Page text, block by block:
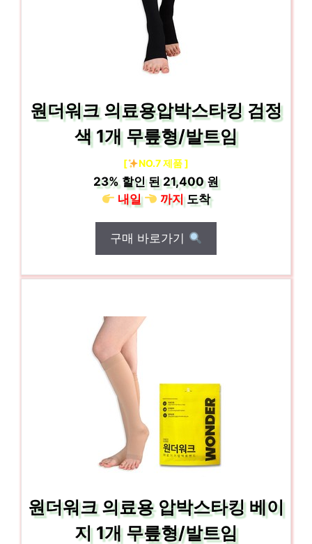
원더워크 의료용압박스타킹 검정
색 1개 무릎형/발트임
[ NO.7 제품 ]
23%할인 된21,400 원
내일
까지도착
구매 바로가기
원더워크 의료용 압박스타킹 베이
지 1개 무릎형/발트임